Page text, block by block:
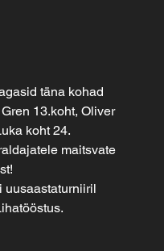
täna kohad
13.koht, Oliver
koht 24.
maitsvate
uusaastaturniiril